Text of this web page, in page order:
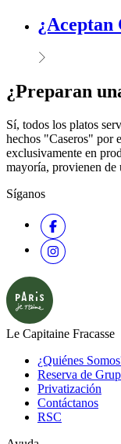
¿Aceptan
¿Preparan
Sí, todos los platos
hechos "Caseros" por
exclusivamente en
mayoría, provienen de
Síganos
Le Capitaine Fracasse
¿Quiénes
Reserva de
Privatización
Contáctanos
RSC